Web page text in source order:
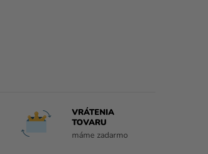
VRÁTENIA
TOVARU
máme zadarmo